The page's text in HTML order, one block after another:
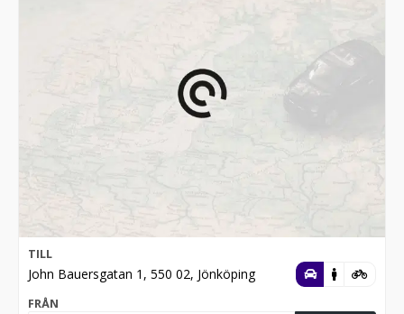
TILL
John Bauersgatan 1, 550 02, Jönköping
FRÅN